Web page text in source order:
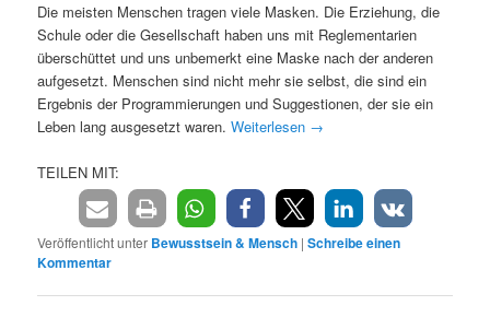
Die meisten Menschen tragen viele Masken. Die Erziehung, die
Schule oder die Gesellschaft haben uns mit Reglementarien
überschüttet und uns unbemerkt eine Maske nach der anderen
aufgesetzt. Menschen sind nicht mehr sie selbst, die sind ein
Ergebnis der Programmierungen und Suggestionen, der sie ein
Leben lang ausgesetzt waren.Weiterlesen →
TEILEN MIT:
Veröffentlicht unter Bewusstsein & Mensch |Schreibe einen
Kommentar